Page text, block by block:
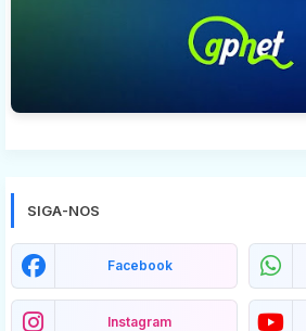
SIGA-NOS
Facebook
Instagram